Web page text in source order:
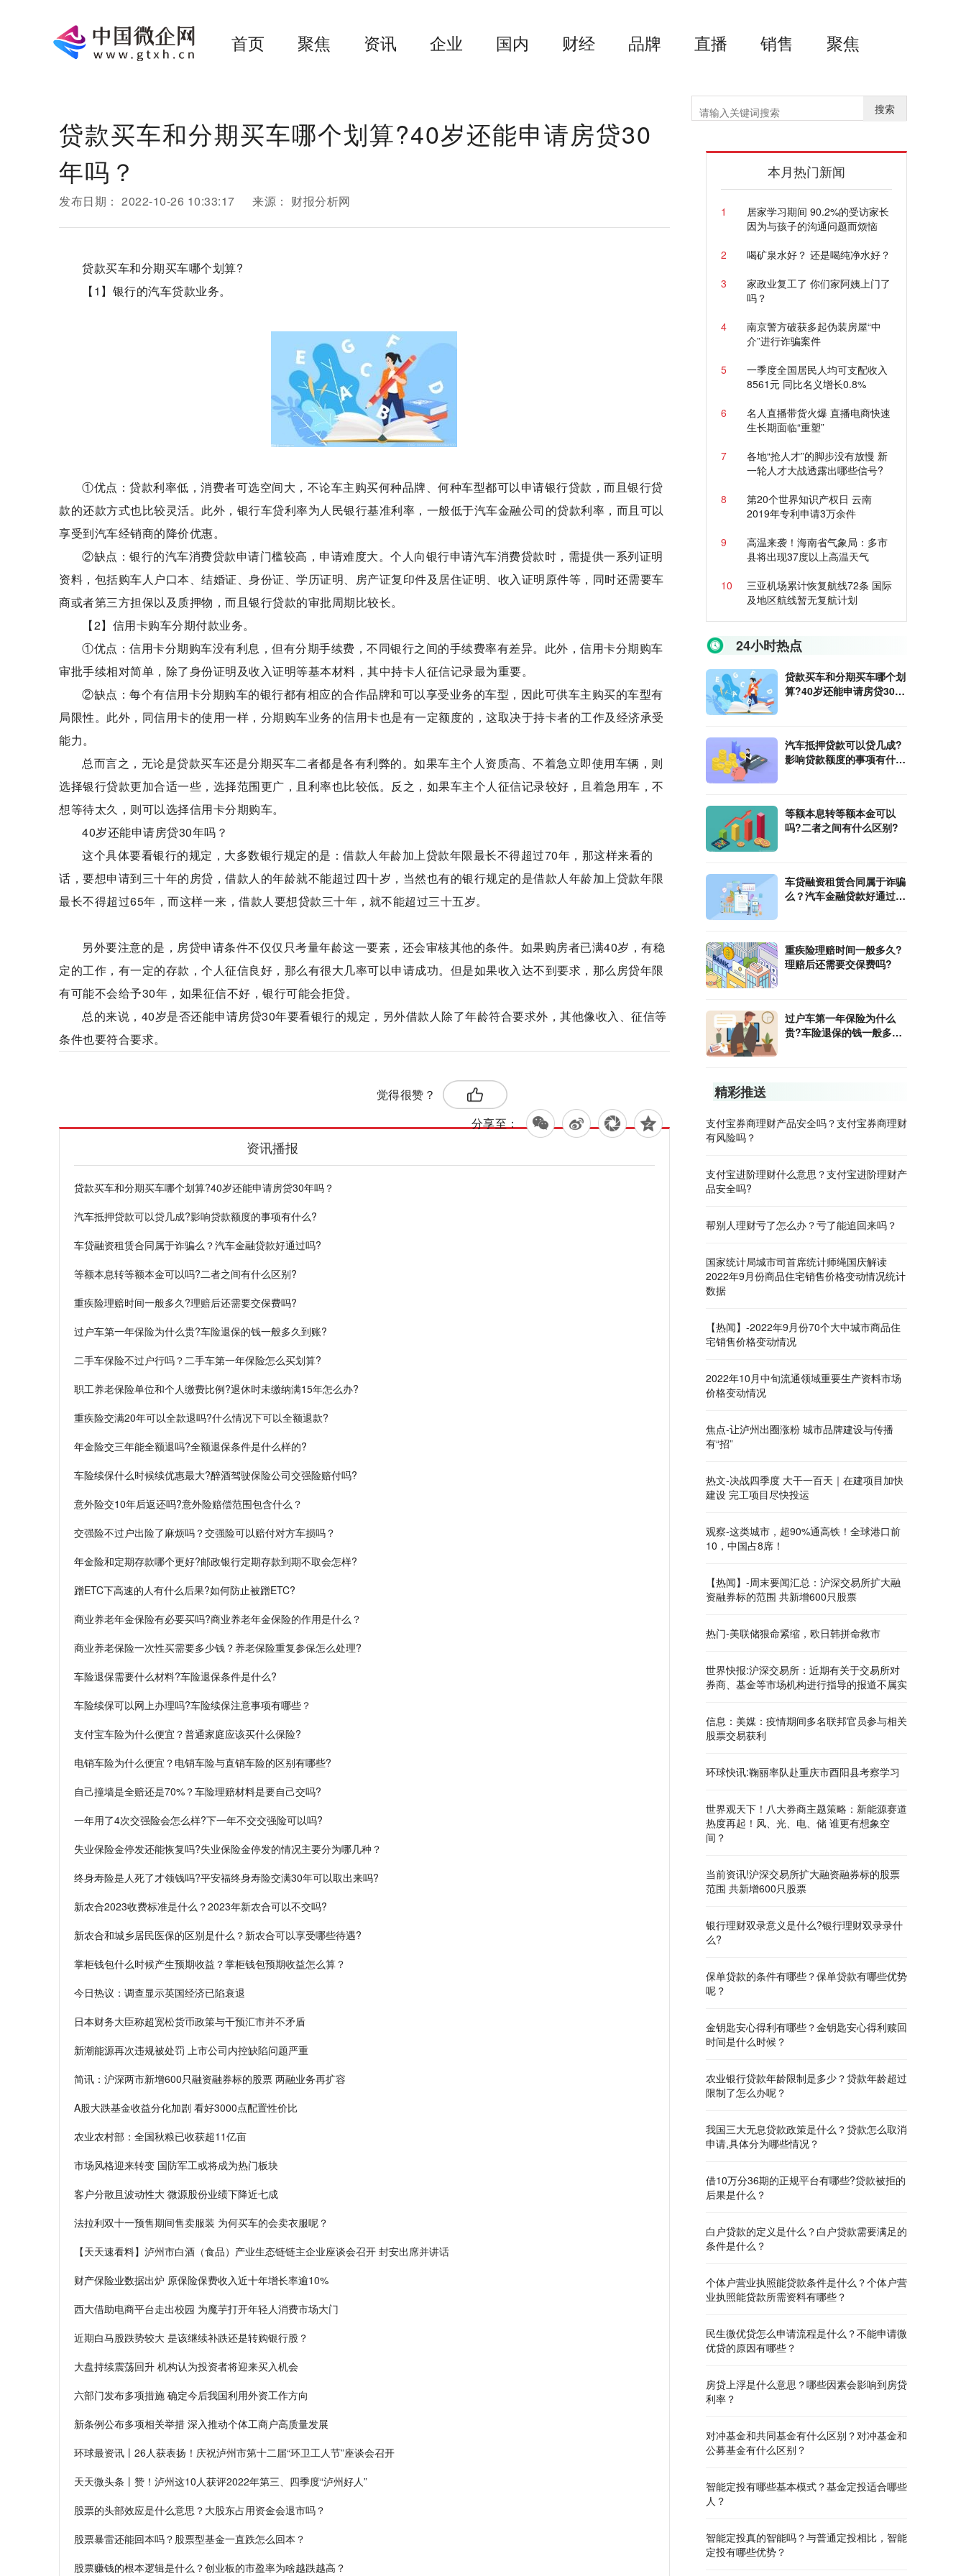
首页 聚焦 资讯 企业 国内 财经 品牌 直播 销售 聚焦
贷款买车和分期买车哪个划算?40岁还能申请房贷30
年吗？
发布日期： 2022-10-26 10:33:17 来源： 财报分析网
贷款买车和分期买车哪个划算?
【1】银行的汽车贷款业务。
①优点：贷款利率低，消费者可选空间大，不论车主购买何种品牌、何种车型都可以申请银行贷款，而且银行贷
款的还款方式也比较灵活。此外，银行车贷利率为人民银行基准利率，一般低于汽车金融公司的贷款利率，而且可以
享受到汽车经销商的降价优惠。
②缺点：银行的汽车消费贷款申请门槛较高，申请难度大。个人向银行申请汽车消费贷款时，需提供一系列证明
资料，包括购车人户口本、结婚证、身份证、学历证明、房产证复印件及居住证明、收入证明原件等，同时还需要车
商或者第三方担保以及质押物，而且银行贷款的审批周期比较长。
【2】信用卡购车分期付款业务。
①优点：信用卡分期购车没有利息，但有分期手续费，不同银行之间的手续费率有差异。此外，信用卡分期购车
审批手续相对简单，除了身份证明及收入证明等基本材料，其中持卡人征信记录最为重要。
②缺点：每个有信用卡分期购车的银行都有相应的合作品牌和可以享受业务的车型，因此可供车主购买的车型有
局限性。此外，同信用卡的使用一样，分期购车业务的信用卡也是有一定额度的，这取决于持卡者的工作及经济承受
能力。
总而言之，无论是贷款买车还是分期买车二者都是各有利弊的。如果车主个人资质高、不着急立即使用车辆，则
选择银行贷款更加合适一些，选择范围更广，且利率也比较低。反之，如果车主个人征信记录较好，且着急用车，不
想等待太久，则可以选择信用卡分期购车。
40岁还能申请房贷30年吗？
这个具体要看银行的规定，大多数银行规定的是：借款人年龄加上贷款年限最长不得超过70年，那这样来看的
话，要想申请到三十年的房贷，借款人的年龄就不能超过四十岁，当然也有的银行规定的是借款人年龄加上贷款年限
最长不得超过65年，而这样一来，借款人要想贷款三十年，就不能超过三十五岁。
另外要注意的是，房贷申请条件不仅仅只考量年龄这一要素，还会审核其他的条件。如果购房者已满40岁，有稳
定的工作，有一定的存款，个人征信良好，那么有很大几率可以申请成功。但是如果收入达不到要求，那么房贷年限
有可能不会给予30年，如果征信不好，银行可能会拒贷。
总的来说，40岁是否还能申请房贷30年要看银行的规定，另外借款人除了年龄符合要求外，其他像收入、征信等
条件也要符合要求。
觉得很赞？
分享至：
资讯播报
贷款买车和分期买车哪个划算?40岁还能申请房贷30年吗？
汽车抵押贷款可以贷几成?影响贷款额度的事项有什么?
车贷融资租赁合同属于诈骗么？汽车金融贷款好通过吗?
等额本息转等额本金可以吗?二者之间有什么区别?
重疾险理赔时间一般多久?理赔后还需要交保费吗?
过户车第一年保险为什么贵?车险退保的钱一般多久到账?
二手车保险不过户行吗？二手车第一年保险怎么买划算?
职工养老保险单位和个人缴费比例?退休时未缴纳满15年怎么办?
重疾险交满20年可以全款退吗?什么情况下可以全额退款?
年金险交三年能全额退吗?全额退保条件是什么样的?
车险续保什么时候续优惠最大?醉酒驾驶保险公司交强险赔付吗?
意外险交10年后返还吗?意外险赔偿范围包含什么？
交强险不过户出险了麻烦吗？交强险可以赔付对方车损吗？
年金险和定期存款哪个更好?邮政银行定期存款到期不取会怎样?
蹭ETC下高速的人有什么后果?如何防止被蹭ETC?
商业养老年金保险有必要买吗?商业养老年金保险的作用是什么？
商业养老保险一次性买需要多少钱？养老保险重复参保怎么处理?
车险退保需要什么材料?车险退保条件是什么?
车险续保可以网上办理吗?车险续保注意事项有哪些？
支付宝车险为什么便宜？普通家庭应该买什么保险?
电销车险为什么便宜？电销车险与直销车险的区别有哪些?
自己撞墙是全赔还是70%？车险理赔材料是要自己交吗?
一年用了4次交强险会怎么样?下一年不交交强险可以吗?
失业保险金停发还能恢复吗?失业保险金停发的情况主要分为哪几种？
终身寿险是人死了才领钱吗?平安福终身寿险交满30年可以取出来吗?
新农合2023收费标准是什么？2023年新农合可以不交吗?
新农合和城乡居民医保的区别是什么？新农合可以享受哪些待遇?
掌柜钱包什么时候产生预期收益？掌柜钱包预期收益怎么算？
今日热议：调查显示英国经济已陷衰退
日本财务大臣称超宽松货币政策与干预汇市并不矛盾
新潮能源再次违规被处罚 上市公司内控缺陷问题严重
简讯：沪深两市新增600只融资融券标的股票 两融业务再扩容
A股大跌基金收益分化加剧 看好3000点配置性价比
农业农村部：全国秋粮已收获超11亿亩
市场风格迎来转变 国防军工或将成为热门板块
客户分散且波动性大 微源股份业绩下降近七成
法拉利双十一预售期间售卖服装 为何买车的会卖衣服呢？
【天天速看料】泸州市白酒（食品）产业生态链链主企业座谈会召开 封安出席并讲话
财产保险业数据出炉 原保险保费收入近十年增长率逾10%
西大借助电商平台走出校园 为魔芋打开年轻人消费市场大门
近期白马股跌势较大 是该继续补跌还是转购银行股？
大盘持续震荡回升 机构认为投资者将迎来买入机会
六部门发布多项措施 确定今后我国利用外资工作方向
新条例公布多项相关举措 深入推动个体工商户高质量发展
环球最资讯丨26人获表扬！庆祝泸州市第十二届“环卫工人节”座谈会召开
天天微头条丨赞！泸州这10人获评2022年第三、四季度“泸州好人”
股票的头部效应是什么意思？大股东占用资金会退市吗？
股票暴雷还能回本吗？股票型基金一直跌怎么回本？
股票赚钱的根本逻辑是什么？创业板的市盈率为啥越跌越高？
搜索
本月热门新闻
1
居家学习期间 90.2%的受访家长
因为与孩子的沟通问题而烦恼
2
喝矿泉水好？ 还是喝纯净水好？
3
家政业复工了 你们家阿姨上门了
吗？
4
南京警方破获多起伪装房屋“中
介”进行诈骗案件
5
一季度全国居民人均可支配收入
8561元 同比名义增长0.8%
6
名人直播带货火爆 直播电商快速
生长期面临“重塑”
7
各地“抢人才”的脚步没有放慢 新
一轮人才大战透露出哪些信号?
8
第20个世界知识产权日 云南
2019年专利申请3万余件
9
高温来袭！海南省气象局：多市
县将出现37度以上高温天气
10
三亚机场累计恢复航线72条 国际
及地区航线暂无复航计划
24小时热点
贷款买车和分期买车哪个划
算?40岁还能申请房贷30年
汽车抵押贷款可以贷几成?
影响贷款额度的事项有什
等额本息转等额本金可以
吗?二者之间有什么区别?
车贷融资租赁合同属于诈骗
么？汽车金融贷款好通过
重疾险理赔时间一般多久?
理赔后还需要交保费吗?
过户车第一年保险为什么
贵?车险退保的钱一般多久
精彩推送
支付宝券商理财产品安全吗？支付宝券商理财
有风险吗？
支付宝进阶理财什么意思？支付宝进阶理财产
品安全吗?
帮别人理财亏了怎么办？亏了能追回来吗？
国家统计局城市司首席统计师绳国庆解读
2022年9月份商品住宅销售价格变动情况统计
数据
【热闻】-2022年9月份70个大中城市商品住
宅销售价格变动情况
2022年10月中旬流通领域重要生产资料市场
价格变动情况
焦点-让泸州出圈涨粉 城市品牌建设与传播
有“招”
热文-决战四季度 大干一百天｜在建项目加快
建设 完工项目尽快投运
观察-这类城市，超90%通高铁！全球港口前
10，中国占8席！
【热闻】-周末要闻汇总：沪深交易所扩大融
资融券标的范围 共新增600只股票
热门-美联储狠命紧缩，欧日韩拼命救市
世界快报:沪深交易所：近期有关于交易所对
券商、基金等市场机构进行指导的报道不属实
信息：美媒：疫情期间多名联邦官员参与相关
股票交易获利
环球快讯:鞠丽率队赴重庆市酉阳县考察学习
世界观天下！八大券商主题策略：新能源赛道
热度再起！风、光、电、储 谁更有想象空
间？
当前资讯!沪深交易所扩大融资融券标的股票
范围 共新增600只股票
银行理财双录意义是什么?银行理财双录录什
么?
保单贷款的条件有哪些？保单贷款有哪些优势
呢？
金钥匙安心得利有哪些？金钥匙安心得利赎回
时间是什么时候？
农业银行贷款年龄限制是多少？贷款年龄超过
限制了怎么办呢？
我国三大无息贷款政策是什么？贷款怎么取消
申请,具体分为哪些情况？
借10万分36期的正规平台有哪些?贷款被拒的
后果是什么？
白户贷款的定义是什么？白户贷款需要满足的
条件是什么？
个体户营业执照能贷款条件是什么？个体户营
业执照能贷款所需资料有哪些？
民生微优贷怎么申请流程是什么？不能申请微
优贷的原因有哪些？
房贷上浮是什么意思？哪些因素会影响到房贷
利率？
对冲基金和共同基金有什么区别？对冲基金和
公募基金有什么区别？
智能定投有哪些基本模式？基金定投适合哪些
人？
智能定投真的智能吗？与普通定投相比，智能
定投有哪些优势？